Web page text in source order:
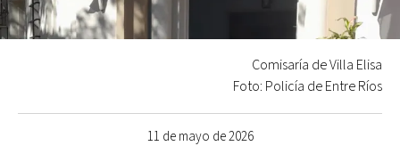
11 de mayo de 2026
Comisaría de Villa Elisa
Foto: Policía de Entre Ríos